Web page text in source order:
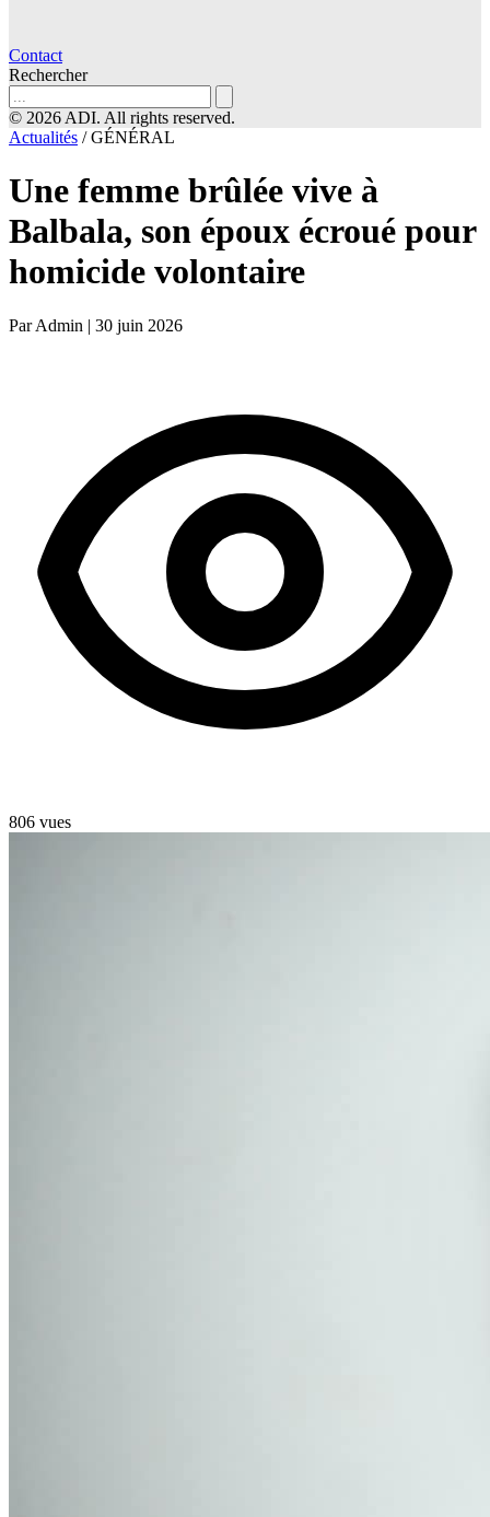
Contact
Rechercher
© 2026 ADI. All rights reserved.
Actualités / GÉNÉRAL
Une femme brûlée vive à
Balbala, son époux écroué pour
homicide volontaire
Par Admin | 30 juin 2026
806 vues